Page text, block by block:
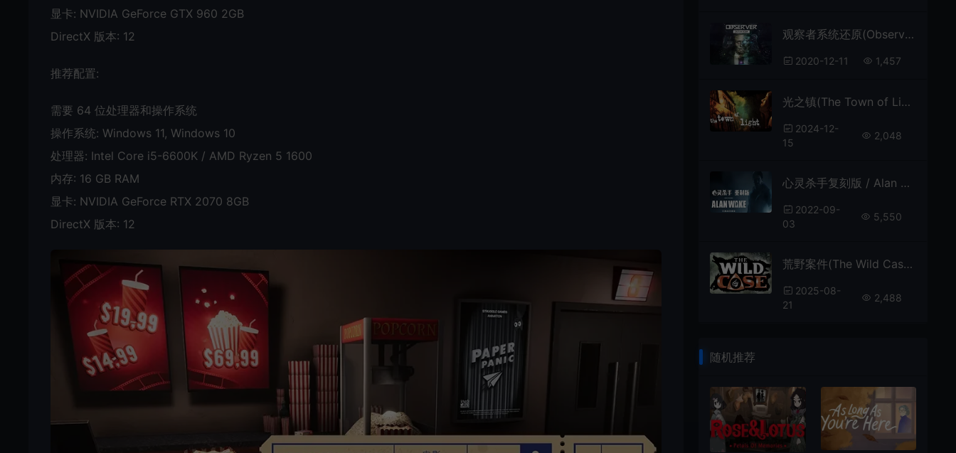
显卡: NVIDIA GeForce GTX 960 2GB
DirectX 版本: 12
推荐配置:
需要 64 位处理器和操作系统
操作系统: Windows 11, Windows 10
处理器: Intel Core i5-6600K / AMD Ryzen 5 1600
内存: 16 GB RAM
显卡: NVIDIA GeForce RTX 2070 8GB
DirectX 版本: 12
观察者系统还原(Observer: System Redux)简中|PC|AVG|神经网络侦探解谜游戏
2020-12-11 1,457
光之镇(The Town of Light)心理探险游戏|中文|攻略|视频|免费下载
2024-12-
15
2,048
心灵杀手复刻版 / Alan Wake Remastered 恐怖惊悚动作解谜游戏
2022-09-
03
5,550
荒野案件(The Wild Case)第一人称点击式冒险游戏|下载
2025-08-
21
2,488
随机推荐